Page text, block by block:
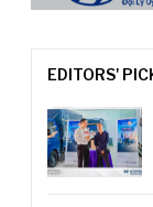
EDITORS'